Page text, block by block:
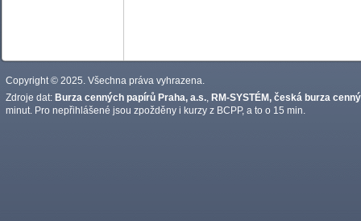
Copyright © 2025. Všechna práva vyhrazena.
Zdroje dat: Burza cenných papírů Praha, a.s. RM-SYSTÉM, česká burza
minut. Pro nepřihlášené jsou zpožděny i kurzy z BCPP, a to o 15 min.